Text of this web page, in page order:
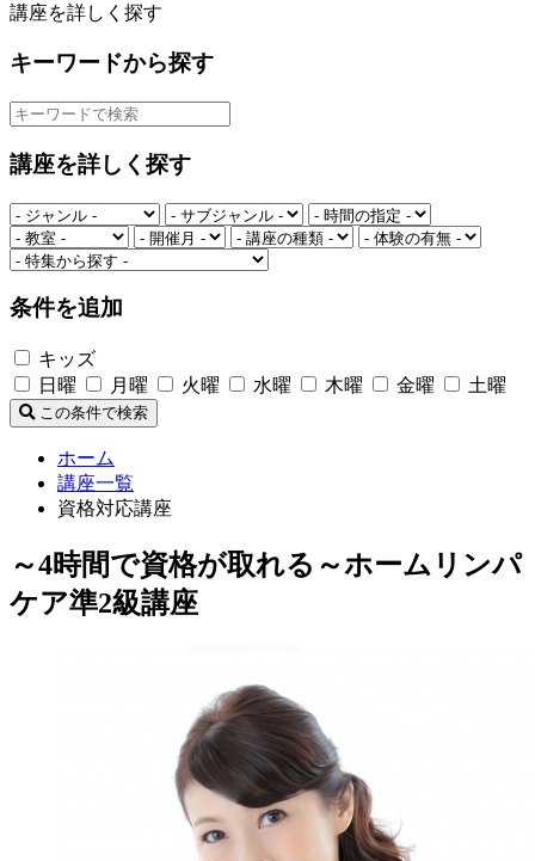
講座を詳しく探す
キーワードから探す
講座を詳しく探す
条件を追加
キッズ
日曜
月曜 火曜 水曜 木曜 金曜 土曜
この条件で検索
ホーム
講座一覧
資格対応講座
～4時間で資格が取れる～ホームリンパ
ケア準2級講座